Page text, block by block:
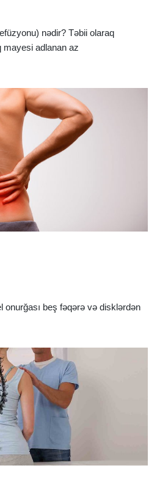
nədir? Təbii olaraq
mayesi adlanan az
onurğası beş fəqərə və disklərdən